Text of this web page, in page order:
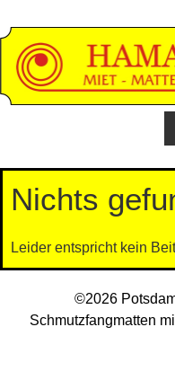
to
content
Nichts
Leider entspricht kein
©2026
Schmutzfangmatten